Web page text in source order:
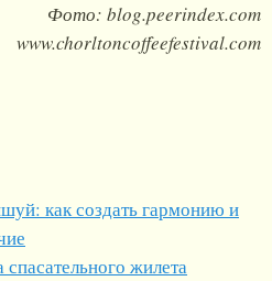
Фото: blog.peerindex.com
www.chorltoncoffeefestival.com
как создать гармонию и
жилета